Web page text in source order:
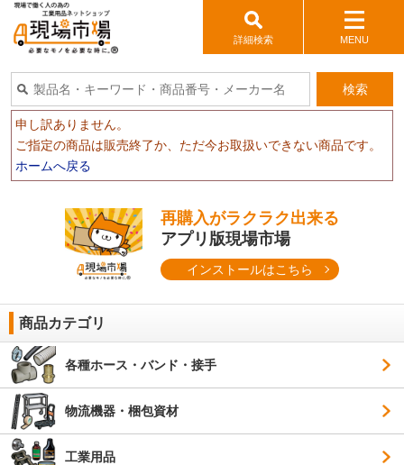
詳細検索 MENU
検索
申し訳ありません。
ご指定の商品は販売終了か、ただ今お取扱いできない商品です。
ホームへ戻る
再購入がラクラク出来る
アプリ版現場市場
インストールはこちら
商品カテゴリ
各種ホース・バンド・接手
物流機器・梱包資材
工業用品